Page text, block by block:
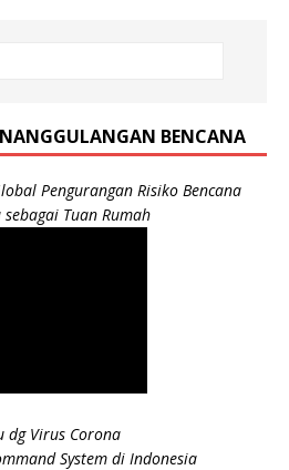
BENCANA
Pengurangan Risiko Bencana
Tuan Rumah
dg Virus Corona
System di Indonesia